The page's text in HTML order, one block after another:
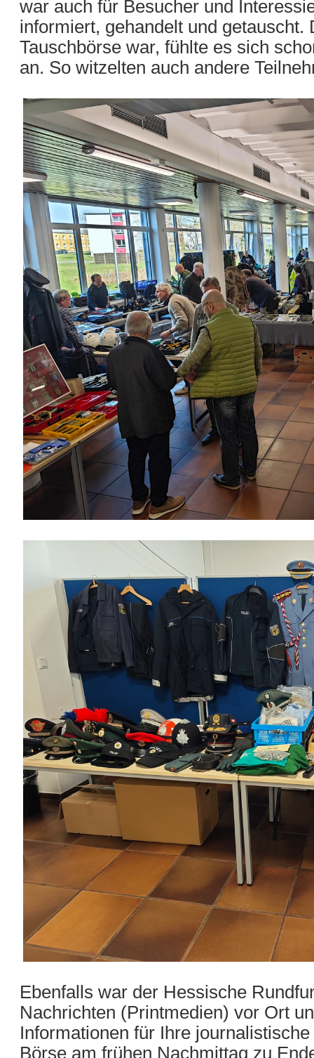
war auch für Besucher und
informiert, gehandelt und getauscht.
Tauschbörse war, fühlte es sich
an. So witzelten auch andere
Ebenfalls war der Hessische
Nachrichten (Printmedien) vor Ort
Informationen für Ihre
Börse am frühen Nachmittag zu